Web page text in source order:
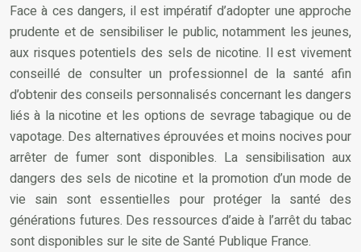
Face à ces dangers, il est impératif d’adopter une approche
prudente et de sensibiliser le public, notamment les jeunes,
aux risques potentiels des sels de nicotine. Il est vivement
conseillé de consulter un professionnel de la santé afin
d’obtenir des conseils personnalisés concernant les dangers
liés à la nicotine et les options de sevrage tabagique ou de
vapotage. Des alternatives éprouvées et moins nocives pour
arrêter de fumer sont disponibles. La sensibilisation aux
dangers des sels de nicotine et la promotion d’un mode de
vie sain sont essentielles pour protéger la santé des
générations futures. Des ressources d’aide à l’arrêt du tabac
sont disponibles sur le site de Santé Publique France.